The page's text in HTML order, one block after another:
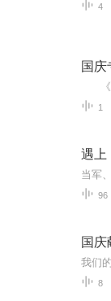
4
国庆
1
遇上
96
国庆
8